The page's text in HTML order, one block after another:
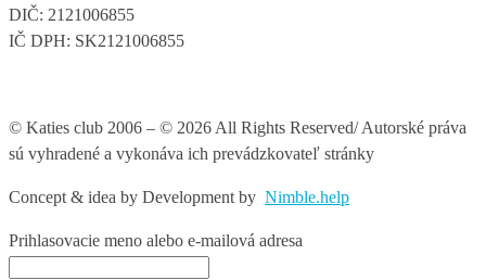
DIČ: 2121006855
IČ DPH: SK2121006855
© Katies club 2006 – © 2026 All Rights Reserved/ Autorské práva
sú vyhradené a vykonáva ich prevádzkovateľ stránky
Concept & idea by Development by Nimble.help
Prihlasovacie meno alebo e-mailová adresa